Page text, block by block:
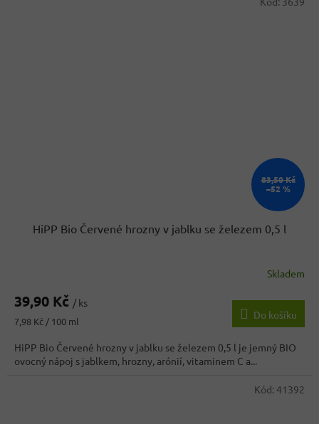
83,50 Kč
–52 %
HiPP Bio Červené hrozny v jablku se železem 0,5 l
Skladem
39,90 Kč / ks
Měrná
7,98 Kč / 100 ml
Do košíku
HiPP Bio Červené hrozny v jablku se železem 0,5 l je jemný BIO
ovocný nápoj s jablkem, hrozny, arónií, vitaminem C a...
Kód: 41392